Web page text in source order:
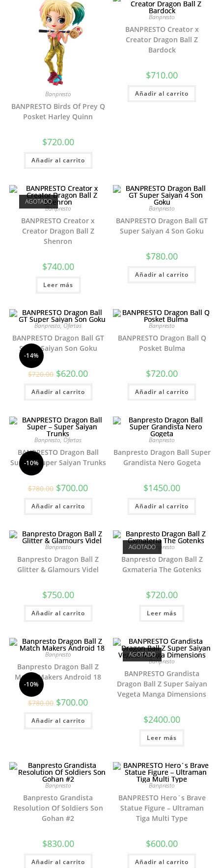
Banpresto
BANPRESTO Birds Of Prey Q
Posket Harley Quinn
$720.00
Añadir al carrito
Banpresto
BANPRESTO Creator x
Creator Dragon Ball Z
Bardock
$710.00
Añadir al carrito
AGOTADO
Banpresto
BANPRESTO Creator x
Creator Dragon Ball Z
Shenron
$740.00
Leer más
Banpresto
BANPRESTO Dragon Ball GT
Super Saiyan 4 Son Goku
$780.00
Añadir al carrito
-14%
Banpresto,Ofertas
BANPRESTO Dragon Ball GT
Super Saiyan Son Goku
$720.00 El
precio
original
era:
$720.00.
$620.00El
actual
$620.00.
Añadir al carrito
Banpresto
BANPRESTO Dragon Ball Q
Posket Bulma
$720.00
Añadir al carrito
-10%
Banpresto, Ofertas
BANPRESTO Dragon Ball
Super – Super Saiyan Trunks
$780.00 El
precio
original
era:
$780.00.
$700.00El
actual
$700.00.
Añadir al carrito
Banpresto
Banpresto Dragon Ball Super
Grandista Nero Gogeta
$1450.00
Añadir al carrito
Banpresto
Banpresto Dragon Ball Z
Glitter & Glamours Videl
$750.00
Añadir al carrito
AGOTADOBanpresto
Banpresto Dragon Ball Z
Gxmateria The Gotenks
$720.00
Leer más
-10%
Banpresto
Banpresto Dragon Ball Z
Match Makers Android 18
$780.00 El
precio
original
era:
$780.00.
$700.00El
actual
$700.00.
Añadir al carrito
AGOTADO
Banpresto
BANPRESTO Grandista
Dragon Ball Z Super Saiyan
Vegeta Manga Dimensions
$2400.00
Leer más
Banpresto
Banpresto Grandista
Resolution Of Soldiers Son
Gohan #2
$830.00
Añadir al carrito
Banpresto
BANPRESTO Hero´s Brave
Statue Figure – Ultraman
Tiga Multi Type
$600.00
Añadir al carrito